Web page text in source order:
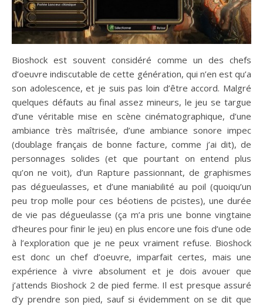
Bioshock est souvent considéré comme un des chefs
d’oeuvre indiscutable de cette génération, qui n’en est qu’a
son adolescence, et je suis pas loin d’être accord. Malgré
quelques défauts au final assez mineurs, le jeu se targue
d’une véritable mise en scène cinématographique, d’une
ambiance très maîtrisée, d’une ambiance sonore impec
(doublage français de bonne facture, comme j’ai dit), de
personnages solides (et que pourtant on entend plus
qu’on ne voit), d’un Rapture passionnant, de graphismes
pas dégueulasses, et d’une maniabilité au poil (quoiqu’un
peu trop molle pour ces béotiens de pcistes), une durée
de vie pas dégueulasse (ça m’a pris une bonne vingtaine
d’heures pour finir le jeu) en plus encore une fois d’une ode
à l’exploration que je ne peux vraiment refuse. Bioshock
est donc un chef d’oeuvre, imparfait certes, mais une
expérience à vivre absolument et je dois avouer que
j’attends Bioshock 2 de pied ferme. Il est presque assuré
d’y prendre son pied, sauf si évidemment on se dit que